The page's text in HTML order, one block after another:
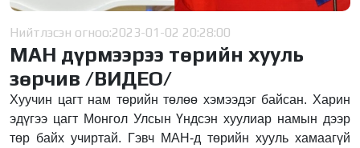
Нийтлэсэн огноо:2023-01-02 20:28:00
МАН дүрмээрээ төрийн хууль
зөрчив /ВИДЕО/
Хуучин цагт нам төрийн төлөө хэмээдэг байсан. Харин
эдүгээ цагт Монгол Улсын Үндсэн хуулиар намын дээр
төр байх учиртай. Гэвч МАН-д төрийн хууль хамаагүй